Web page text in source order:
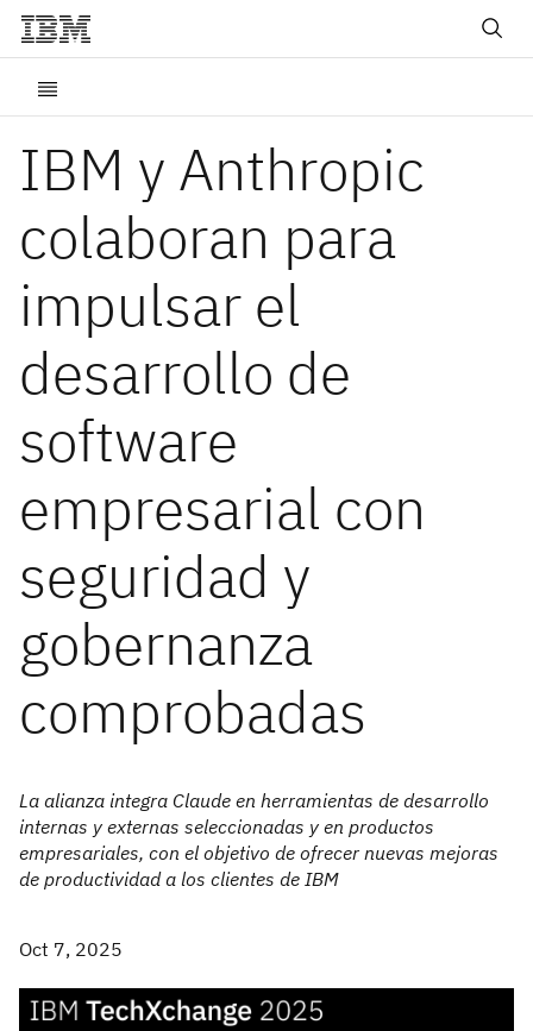
IBM y Anthropic
colaboran para
impulsar el
desarrollo de
software
empresarial con
seguridad y
gobernanza
comprobadas
La alianza integra Claude en herramientas de desarrollo
internas y externas seleccionadas y en productos
empresariales, con el objetivo de ofrecer nuevas mejoras
de productividad a los clientes de IBM
Oct 7, 2025